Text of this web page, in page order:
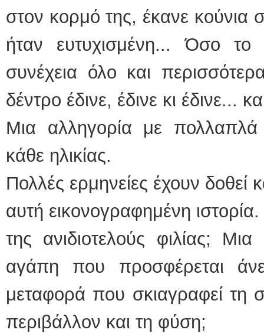
στον κορμό της, έκανε κούνια
ήταν ευτυχισμένη... Όσο το
συνέχεια όλο και
δέντρο έδινε, έδινε κι έδινε...
Μια αλληγορία με
κάθε ηλικίας.
Πολλές ερμηνείες έχουν δοθεί
αυτή εικονογραφημένη
της ανιδιοτελούς φιλίας;
αγάπη που προσφέρεται
μεταφορά που σκιαγραφεί
περιβάλλον και τη φύση;